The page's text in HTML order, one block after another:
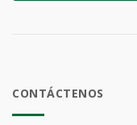
CONTÁCTENOS